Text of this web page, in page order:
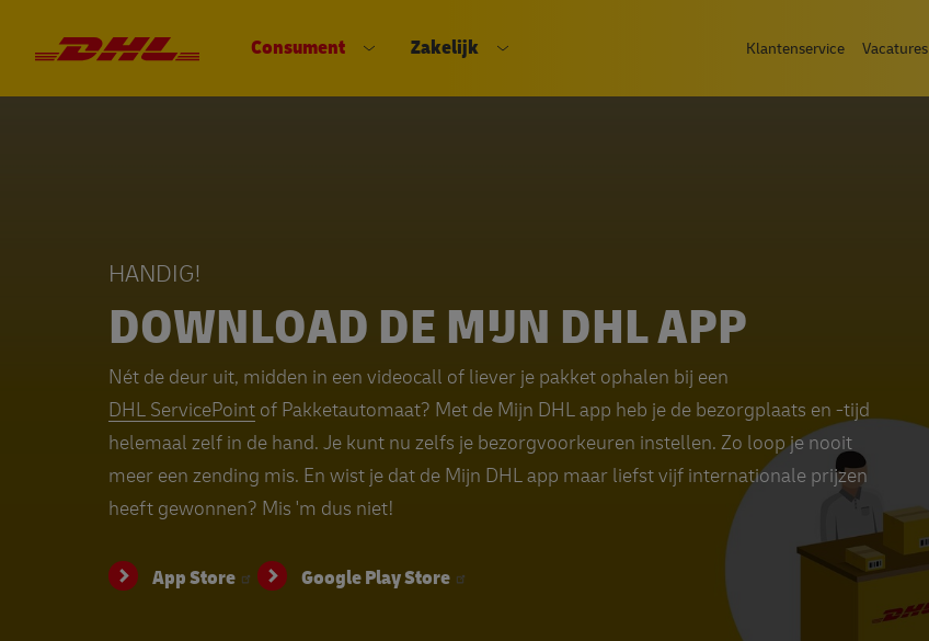
en
DHL eCommerce, ga naar de homepage
Consument
Zakelijk
Klantenservice Vacatures
DOWNLOAD DE MIJN DHL APP
HANDIG!
Nét de deur uit, midden in een videocall of liever je pakket ophalen bij een
DHL ServicePoint of Pakketautomaat? Met de Mijn DHL app heb je de bezorgplaats en -tijd
helemaal zelf in de hand. Je kunt nu zelfs je bezorgvoorkeuren instellen. Zo loop je nooit
meer een zending mis. En wist je dat de Mijn DHL app maar liefst vijf internationale prijzen
heeft gewonnen? Mis 'm dus niet!
App Store Google Play Store